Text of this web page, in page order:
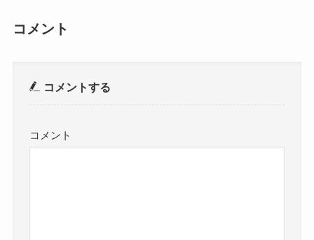
コメント
コメントする
コメント